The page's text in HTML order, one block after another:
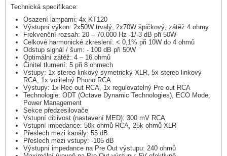
Technická specifikace:
Osazení lampami: 4x KT120
Výstupní výkon: 2x50W trvalý, 2x70W špičkový, zátěž 4 ohmy
Frekvenční rozsah: 20 – 70.000 Hz -1/-3 dB při 50W
Celkové harmonické zkreslení: < 0,1% při 10W do 4 ohmů
Odstup signál / šum: - 100 dB při 50W
Optimální zátěž: 4 – 16 ohmů
Činitel tlumení: 5 při 8 ohmech
Vstupy: 1x stereo linkový symetrický XLR, 5x stereo linkový
RCA, 1x volitelný Phono RCA
Výstupy: 1x Rec out RCA, 1x regulovatelný Pre out RCA
Technologie: ODT (Octave Dynamic Technologies), ECO Mode,
Power Management
Sekce předzesilovače
Vstupní citlivost (nastavení MED): 300 mV RCA
Vstupní impedance: 50k ohmů RCA, 25k ohmů XLR
Přeslech mezi kanály: 55 dB
Přeslech mezi vstupy: -105 dB
Výstupní impedance na Pre Out výstupu: 240 ohmů